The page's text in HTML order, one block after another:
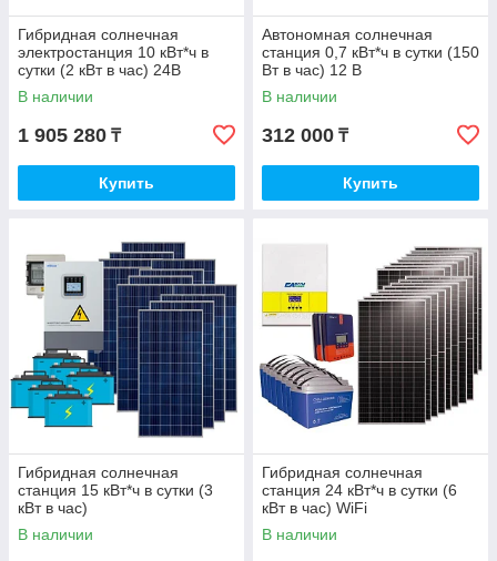
Гибридная солнечная
электростанция 10 кВт*ч в
сутки (2 кВт в час) 24В
В наличии
1 905 280 ₸
Купить
Автономная солнечная
станция 0,7 кВт*ч в сутки (150
Вт в час) 12 В
В наличии
312 000 ₸
Купить
Гибридная солнечная
станция 15 кВт*ч в сутки (3
кВт в час)
В наличии
Гибридная солнечная
станция 24 кВт*ч в сутки (6
кВт в час) WiFi
В наличии